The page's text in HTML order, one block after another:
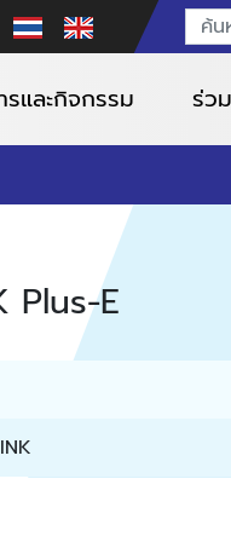
รและกิจกรรม ร่ว
Plus-E